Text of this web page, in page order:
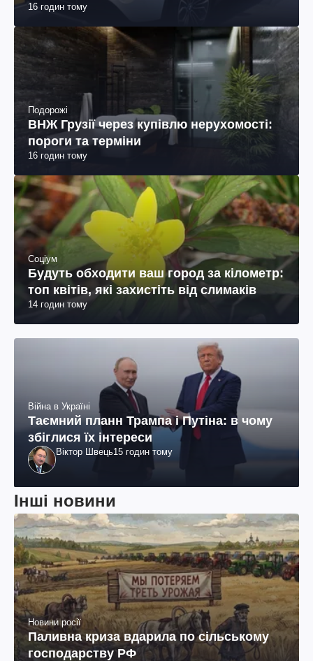
16 годин тому
Подорожі
ВНЖ Грузії через купівлю нерухомості:
пороги та терміни
16 годин тому
Соціум
Будуть обходити ваш город за кілометр:
топ квітів, які захистіть від слимаків
14 годин тому
Війна в Україні
Таємний планн Трампа і Путіна: в чому
збіглися їх інтереси
Віктор Швець15 годин тому
Інші новини
Новини росії
Паливна криза вдарила по сільському
господарству РФ